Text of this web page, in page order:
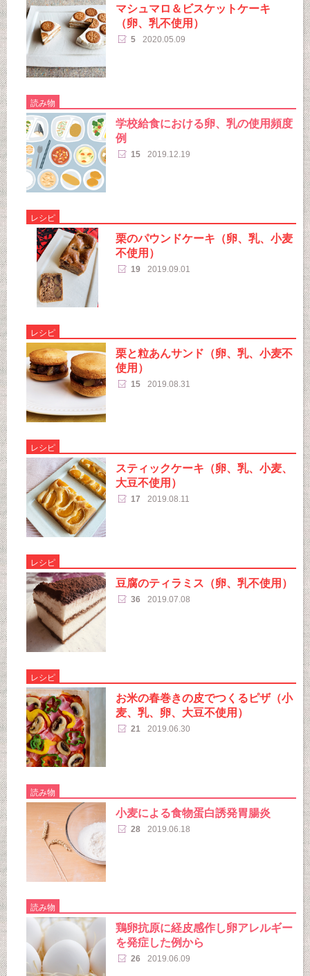
マシュマロ＆ビスケットケーキ
（卵、乳不使用）
5 2020.05.09
読み物
学校給食における卵、乳の使用頻度
例
15 2019.12.19
レシピ
栗のパウンドケーキ（卵、乳、小麦
不使用）
19 2019.09.01
レシピ
栗と粒あんサンド（卵、乳、小麦不
使用）
15 2019.08.31
レシピ
スティックケーキ（卵、乳、小麦、
大豆不使用）
17 2019.08.11
レシピ
豆腐のティラミス（卵、乳不使用）
36 2019.07.08
レシピ
お米の春巻きの皮でつくるピザ（小
麦、乳、卵、大豆不使用）
21 2019.06.30
読み物
小麦による食物蛋白誘発胃腸炎
28 2019.06.18
読み物
鶏卵抗原に経皮感作し卵アレルギー
を発症した例から
26 2019.06.09